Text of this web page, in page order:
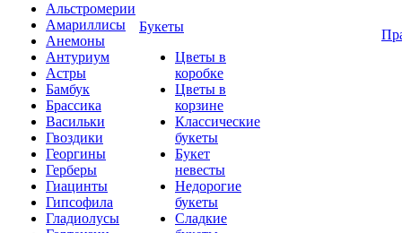
Альстромерии
Амариллисы
Анемоны
Антуриум
Астры
Бамбук
Брассика
Васильки
Гвоздики
Георгины
Герберы
Гиацинты
Гипсофила
Гладиолусы
Букеты
Цветы в
коробке
Цветы в
корзине
Классические
букеты
Букет
невесты
Недорогие
букеты
Сладкие